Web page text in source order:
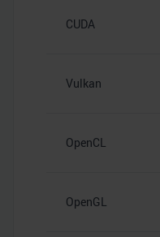
CUDA
Vulkan
OpenCL
OpenGL